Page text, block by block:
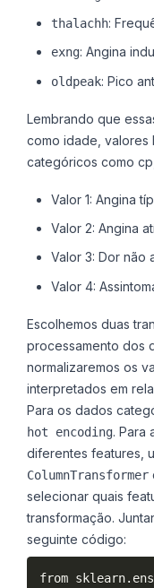
thalachh:
exng: Angina
oldpeak: Pico
Lembrando que
como idade, valores
categóricos como
Valor 1: Angina
Valor 2: Angina
Valor 3: Dor não
Valor 4:
Escolhemos duas
processamento dos
normalizaremos os
interpretados em
Para os dados
hot encoding. Para
diferentes features,
ColumnTransformer
selecionar quais
transformação.
seguinte código:
from